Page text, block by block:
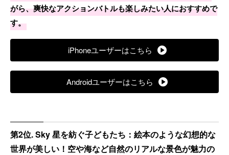
がら、爽快なアクションバトルも楽しみたい人におすすめで
す。
iPhoneユーザーはこちら
Androidユーザーはこちら
第2位. Sky 星を紡ぐ子どもたち：絵本のような幻想的な
世界が美しい！空や海など自然のリアルな景色が魅力の